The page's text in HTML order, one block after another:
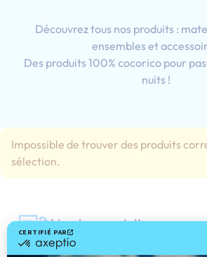
Découvrez tous nos produits :
ensembles et
Des produits 100% cocorico pour
nuits !
Impossible de trouver des produits
sélection.
Livraison gratuite